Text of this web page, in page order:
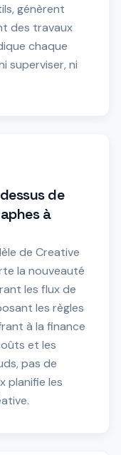
génèrent
des travaux
chaque
superviser, ni
de
à
de Creative
la nouveauté
les flux de
les règles
à la finance
et les
pas de
planifie les